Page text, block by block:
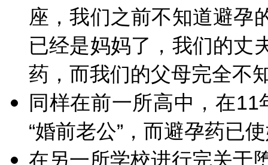
座，我们之前不知道避孕
已经是妈妈了，我们的丈
药，而我们的父母完全不
同样在前一所高中，在
“婚前老公”，而避孕药已
在另一所学校进行完关于